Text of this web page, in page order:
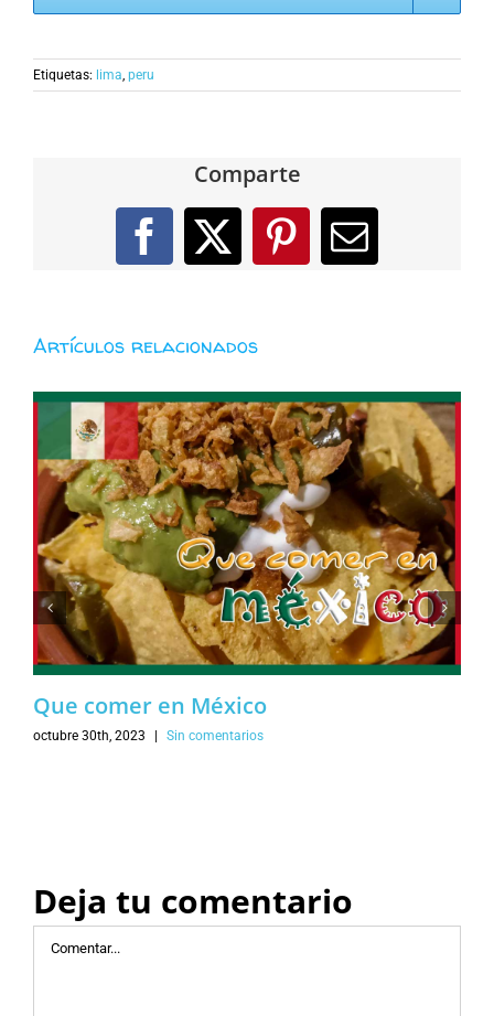
Etiquetas: lima peru
Comparte
Facebook
X PinterestCorreo
Artículos relacionados
Que comer en México
octubre 30th, 2023 Sin comentarios
Deja tu comentario
Comentar